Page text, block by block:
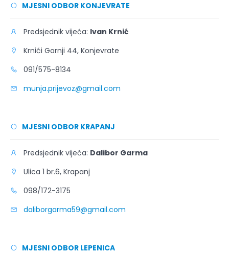
MJESNI ODBOR KONJEVRATE
Predsjednik vijeća: Ivan Krnić
Krnići Gornji 44, Konjevrate
091/575-8134
munja.prijevoz@gmail.com
MJESNI ODBOR KRAPANJ
Predsjednik vijeća: Dalibor Garma
Ulica 1 br.6, Krapanj
098/172-3175
daliborgarma59@gmail.com
MJESNI ODBOR LEPENICA